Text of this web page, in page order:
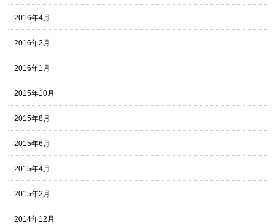
2016年4月
2016年2月
2016年1月
2015年10月
2015年8月
2015年6月
2015年4月
2015年2月
2014年12月